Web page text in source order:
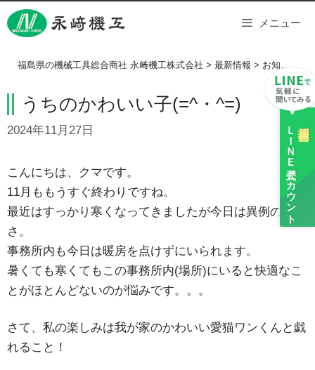
Skip
to
ＬＩＮＥ
公式アカウント
メニュー
福島県の機械工具総合商社 永﨑機工株式会社 > 最新情報 > お知らせ >
うちのかわいい子(=^・^=)
2024年11月27日
こんにちは、クマです。
11月ももうすぐ終わりですね。
最近はすっかり寒くなってきましたが今日は異例の暖か
さ。
事務所内も今日は暖房を点けずにいられます。
暑くても寒くてもこの事務所内(場所)にいると快適なこ
とがほとんどないのが悩みです。。。
さて、私の楽しみは我が家のかわいい愛猫ワンくんと戯
れること！